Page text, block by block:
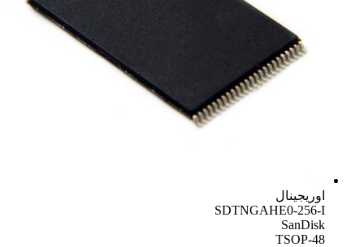
اوریجینال
SDTNGAHE0-256-I
SanDisk
TSOP-48